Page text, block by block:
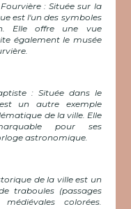
: Située sur la
est l'un des symboles
Elle offre une vue
également le musée
: Située dans le
un autre exemple
de la ville. Elle
pour ses
astronomique.
de la ville est un
traboules (passages
colorées.